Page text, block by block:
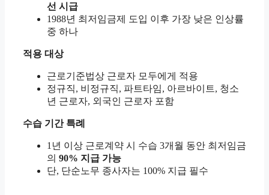
선 시급
1988년 최저임금제 도입 이후 가장 낮은 인상률
중 하나
적용 대상
근로기준법상 근로자 모두에게 적용
정규직, 비정규직, 파트타임, 아르바이트, 청소
년 근로자, 외국인 근로자 포함
수습 기간 특례
1년 이상 근로계약 시 수습 3개월 동안 최저임금
의 90% 지급 가능
단, 단순노무 종사자는 100% 지급 필수